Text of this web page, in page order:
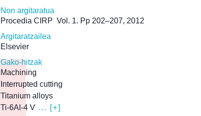
Non argitaratua
Procedia CIRP Vol. 1. Pp 202–207, 2012
Argitaratzailea
Elsevier
Gako-hitzak
Machining
Interrupted cutting
Titanium alloys
Ti-6Al-4 V ... [+]